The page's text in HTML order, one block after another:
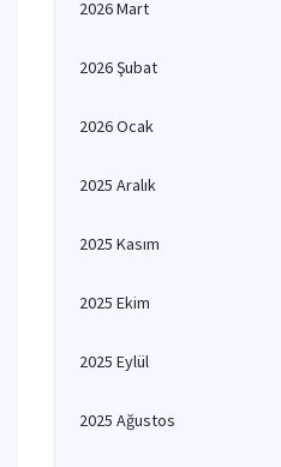
2026 Mart
2026 Şubat
2026 Ocak
2025 Aralık
2025 Kasım
2025 Ekim
2025 Eylül
2025 Ağustos